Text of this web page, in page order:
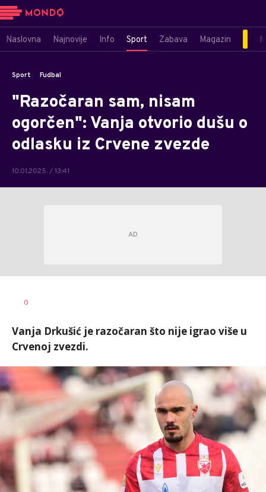
Naslovna Najnovije Info Sport Zabava Magazin
Sport Fudbal
"Razočaran sam, nisam
ogorčen": Vanja otvorio dušu o
odlasku iz Crvene zvezde
10.01.2025. / 13:41
0
Vanja Drkušić je razočaran što nije igrao više u
Crvenoj zvezdi.